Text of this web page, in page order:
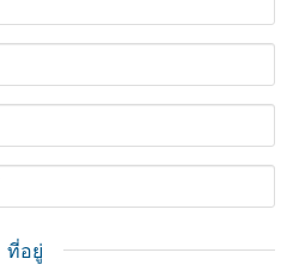
ที่อยู่